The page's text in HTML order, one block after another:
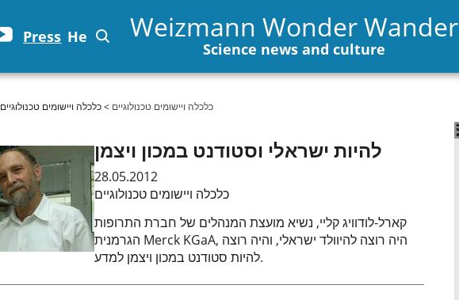
Press He Weizmann Wonder Wander
Science news and culture
כלכלה ויישומים טכנולוגיים > כלכלה ויישומים טכנולוגיים
להיות ישראלי וסטודנט במכון ויצמן
28.05.2012
כלכלה ויישומים טכנולוגיים
קארל-לודוויג קליי, נשיא מועצת המנהלים של חברת התרופות
הגרמנית Merck KGaA, היה רוצה להיוולד ישראלי, והיה רוצה
להיות סטודנט במכון ויצמן למדע.